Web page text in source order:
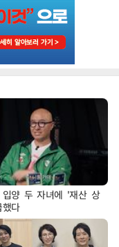
입양 두 자녀에 '재산 상
다